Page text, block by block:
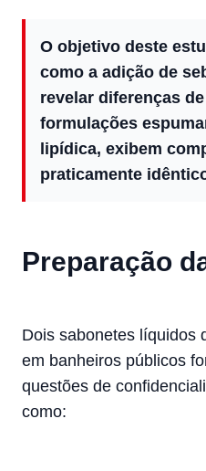
O objetivo deste
como a adição de
revelar diferenças
formulações
lipídica, exibem
praticamente
Preparação
Dois sabonetes líquidos
em banheiros públicos
questões de
como: